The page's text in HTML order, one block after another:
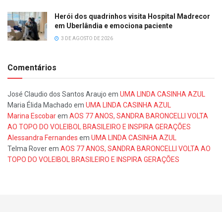
Herói dos quadrinhos visita Hospital Madrecor
em Uberlândia e emociona paciente
3 DE AGOSTO DE 2026
Comentários
José Claudio dos Santos Araujo em UMA LINDA CASINHA AZUL
Maria Élida Machado em UMA LINDA CASINHA AZUL
Marina Escobarem AOS 77 ANOS, SANDRA BARONCELLI VOLTA
AO TOPO DO VOLEIBOL BRASILEIRO E INSPIRA GERAÇÕES
Alessandra Fernandes em UMA LINDA CASINHA AZUL
Telma Roverem AOS 77 ANOS, SANDRA BARONCELLI VOLTA AO
TOPO DO VOLEIBOL BRASILEIRO E INSPIRA GERAÇÕES